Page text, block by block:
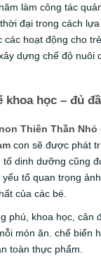
làm công tác
đại trong cách
các hoạt động cho
dựng chế độ nuôi
khoa học – đủ
Thiên Thần
con sẽ được phát
tố dinh dưỡng cũng
tố quan trọng
của các bé.
phú, khoa học, cân
món ăn. chế biến
toàn thực phẩm.